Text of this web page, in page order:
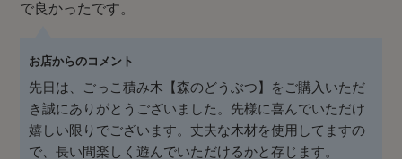
で良かったです。
お店からのコメント
先日は、ごっこ積み木【森のどうぶつ】をご購入いただ
き誠にありがとうございました。先様に喜んでいただけ
嬉しい限りでございます。丈夫な木材を使用してますの
で、長い間楽しく遊んでいただけるかと存じます。